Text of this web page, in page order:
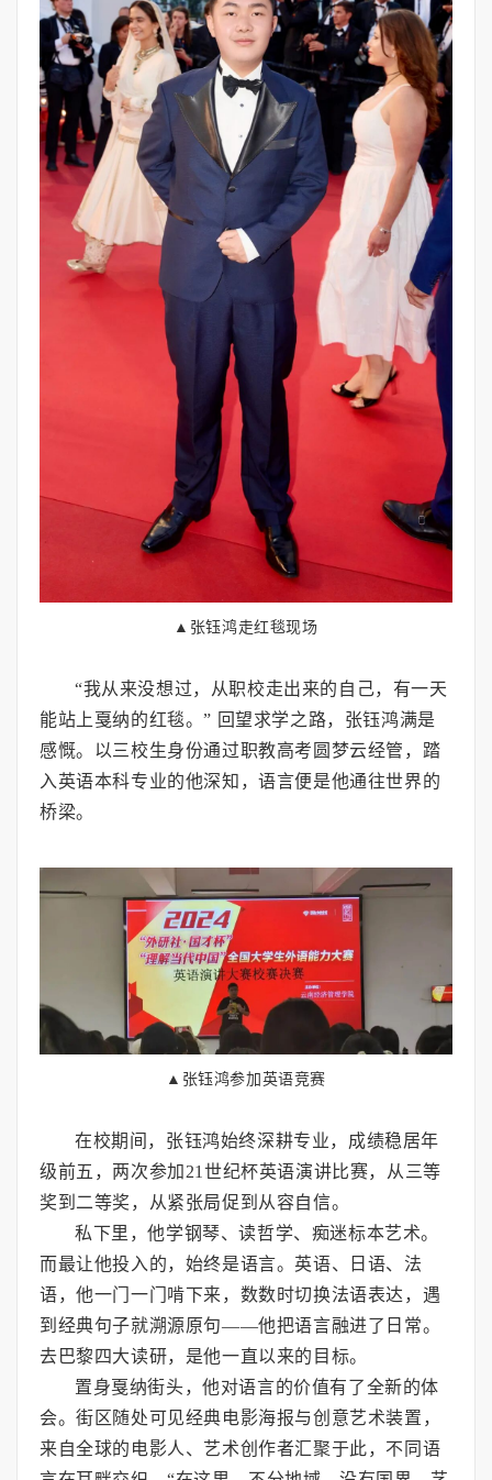
▲张钰鸿走红毯现场
“我从来没想过，从职校走出来的自己，有一天
能站上戛纳的红毯。” 回望求学之路，张钰鸿满是
感慨。以三校生身份通过职教高考圆梦云经管，踏
入英语本科专业的他深知，语言便是他通往世界的
桥梁。
▲张钰鸿参加英语竞赛
在校期间，张钰鸿始终深耕专业，成绩稳居年
级前五，两次参加21世纪杯英语演讲比赛，从三等
奖到二等奖，从紧张局促到从容自信。
私下里，他学钢琴、读哲学、痴迷标本艺术。
而最让他投入的，始终是语言。英语、日语、法
语，他一门一门啃下来，数数时切换法语表达，遇
到经典句子就溯源原句——他把语言融进了日常。
去巴黎四大读研，是他一直以来的目标。
置身戛纳街头，他对语言的价值有了全新的体
会。街区随处可见经典电影海报与创意艺术装置，
来自全球的电影人、艺术创作者汇聚于此，不同语